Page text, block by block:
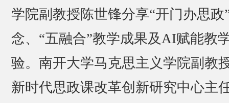
学院副教授陈世锋分享“开门办思政
念、“五融合”教学成果及AI赋能教
验。南开大学马克思主义学院副教
新时代思政课改革创新研究中心主